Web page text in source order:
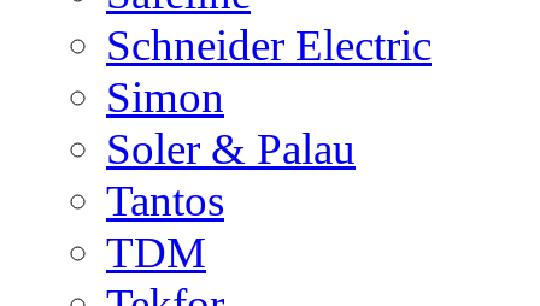
Schneider Electric
Simon
Soler & Palau
Tantos
TDM